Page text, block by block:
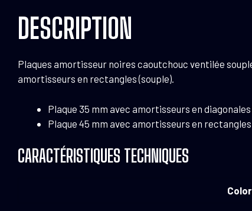
DESCRIPTION
Plaques amortisseur noires caoutchouc ventilée
amortisseurs en rectangles (souple).
Plaque 35 mm avec amortisseurs en diagonales
Plaque 45 mm avec amortisseurs en rectangles
CARACTÉRISTIQUES TECHNIQUES